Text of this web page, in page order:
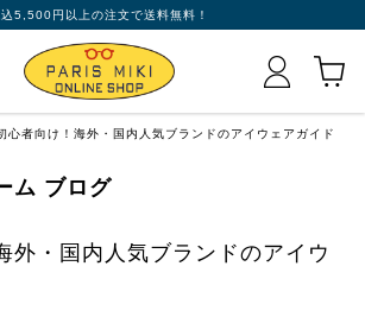
5,500円以上の注文で送料無料！
心者向け！海外・国内人気ブランドのアイウェアガイド
ム ブログ
外・国内人気ブランドのアイウ